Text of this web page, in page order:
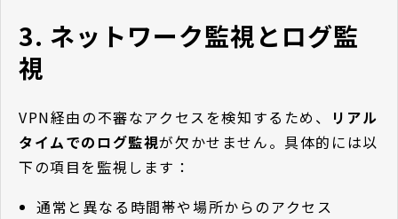
3. ネットワーク監視とログ監
視
VPN経由の不審なアクセスを検知するため、
リアル
タイムでのログ監視が欠かせません。具体的には以
下の項目を監視します：
通常と異なる時間帯や場所からのアクセス